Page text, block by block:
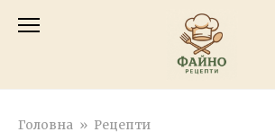
Головна » Рецепти